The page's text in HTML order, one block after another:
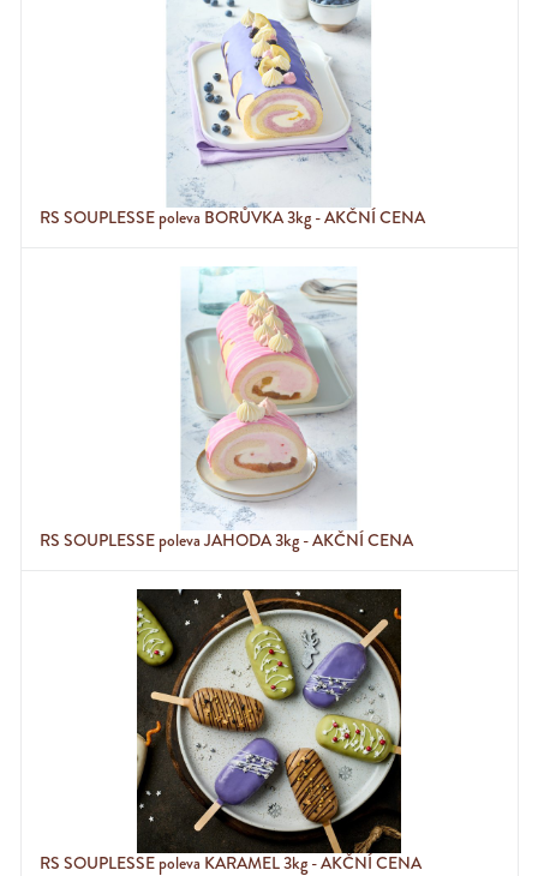
RS SOUPLESSE poleva BORŮVKA 3kg - AKČNÍ CENA
RS SOUPLESSE poleva JAHODA 3kg - AKČNÍ CENA
RS SOUPLESSE poleva KARAMEL 3kg - AKČNÍ CENA